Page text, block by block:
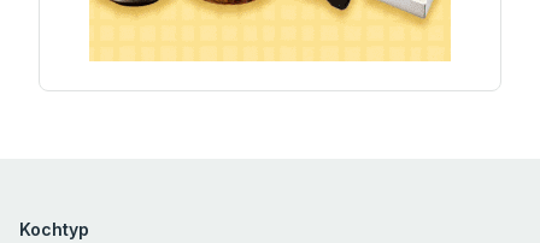
Kochtyp